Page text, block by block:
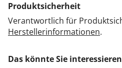
Produktsicherheit
Verantwortlich für
Herstellerinformationen.
Das könnte Sie interessieren